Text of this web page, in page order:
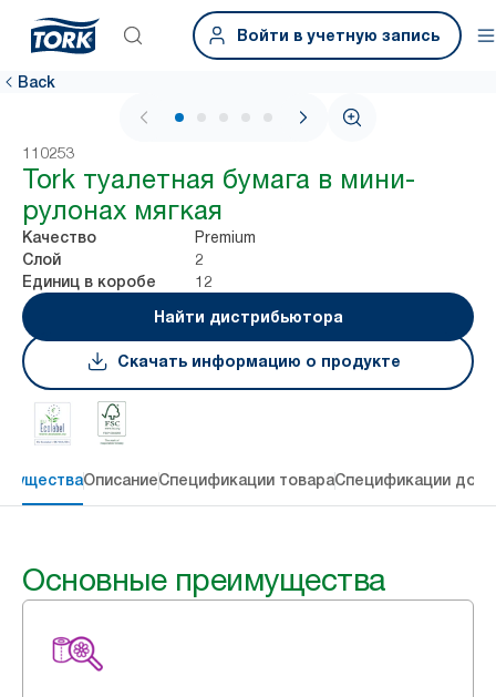
Войти в учетную запись
Back
1 / 5
110253
Tork туалетная бумага в мини-
рулонах мягкая
Качество Premium
Слой 2
Единиц в коробе
12
Найти дистрибьютора
Скачать информацию о продукте
ОписаниеСпецификации товараСпецификации
Основные преимущества